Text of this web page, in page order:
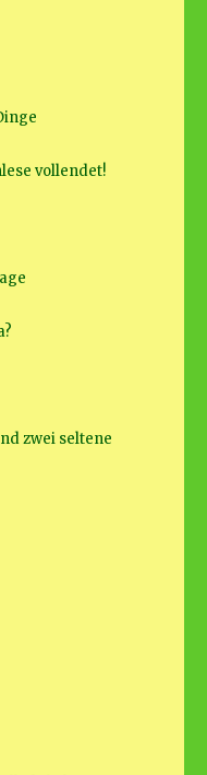
vollendet!
zwei seltene